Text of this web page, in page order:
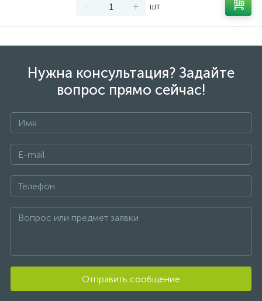
- + шт
Нужна консультация? Задайте
вопрос прямо сейчас!
Отправить сообщение